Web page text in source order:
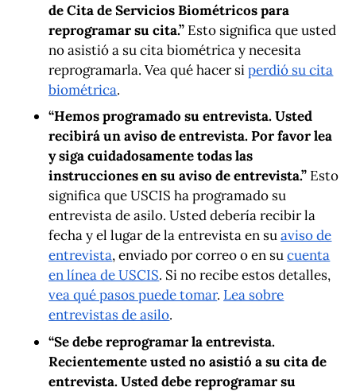
de Cita de Servicios Biométricos para
reprogramar su cita.” Esto significa que usted
no asistió a su cita biométrica y necesita
reprogramarla. Vea qué hacer siperdió su cita
biométrica.
“Hemos programado su entrevista. Usted
recibirá un aviso de entrevista. Por favor lea
y siga cuidadosamente todas las
instrucciones en su aviso de entrevista.” Esto
significa que USCIS ha programado su
entrevista de asilo. Usted debería recibir la
fecha y el lugar de la entrevista en suaviso de
entrevista, enviado por correo o en sucuenta
en línea de USCIS. Si no recibe estos detalles,
vea qué pasos puede tomar. Lea sobre
entrevistas de asilo.
“Se debe reprogramar la entrevista.
Recientemente usted no asistió a su cita de
entrevista. Usted debe reprogramar su